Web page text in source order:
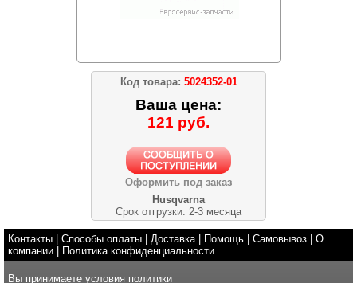
Код товара: 5024352-01
Ваша цена:
121 руб.
Оформить под заказ
Husqvarna
Срок отгрузки: 2-3 месяца
Контакты Способы оплаты Доставка| Помощь Самовывоз
О
компании
Политика конфиденциальности
Вы принимаете условия политики